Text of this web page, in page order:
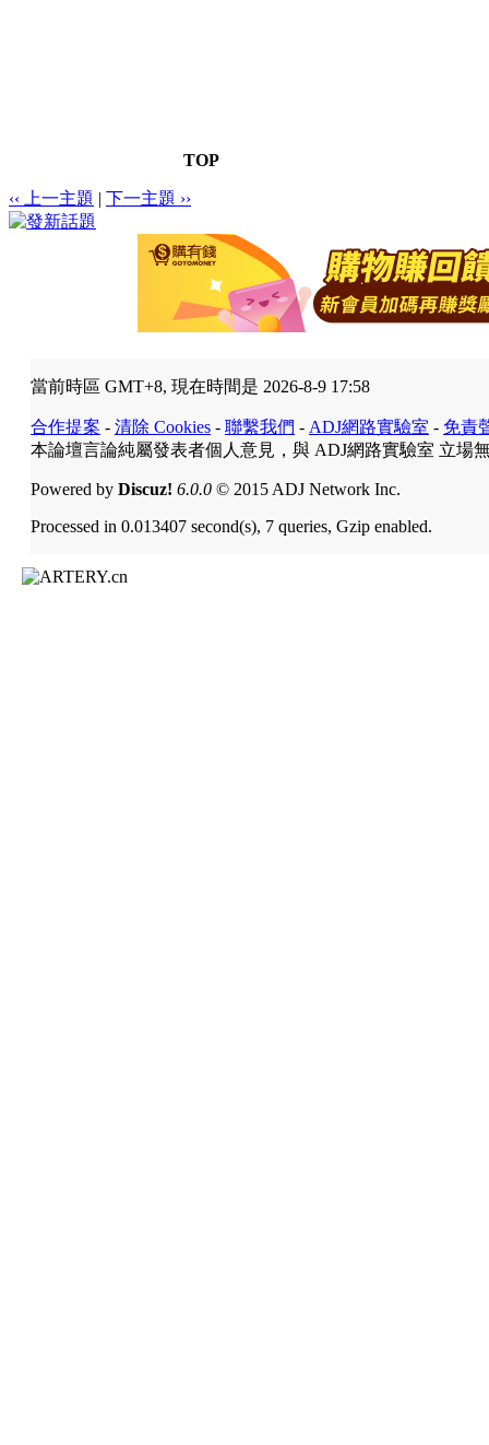
TOP
‹‹ 上一主題 | 下一主題 ››
當前時區 GMT+8, 現在時間是 2026-8-9 17:58
合作提案 - 清除 Cookies - 聯繫我們 - ADJ網路實驗室 - 免責
本論壇言論純屬發表者個人意見，與 ADJ網路實驗室 立場
Powered by Discuz! 6.0.0 © 2015 ADJ Network Inc.
Processed in 0.013407 second(s), 7 queries, Gzip enabled.